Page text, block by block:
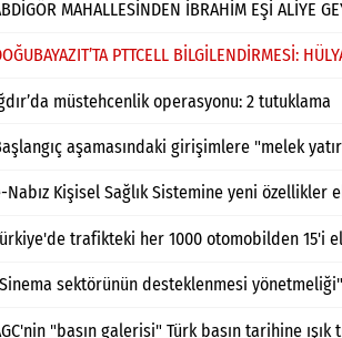
müstehcenlik operasyonu: 2 tutuklama
Nabız Kişisel Sağlık Sistemine yeni özellikler
trafikteki her 1000 otomobilden 15'i
"basın galerisi" Türk basın tarihine ışık